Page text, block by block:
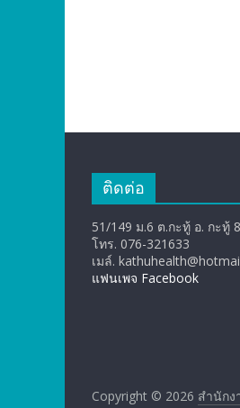
ติดต่อ
51/149 ม.6 ต.กะทู้ อ. กะทู้
โทร. 076-321633
เมล์.
แฟนเพจ Facebook
Copyright © 2026 สำนัก